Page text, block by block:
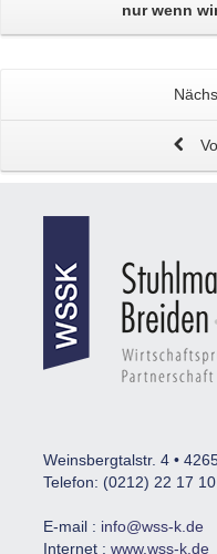
nur wenn
Weinsbergtalstr. 4 •
Telefon: (0212) 22 17
E-mail : info@wss-k.de
Internet : www.wss-k.de